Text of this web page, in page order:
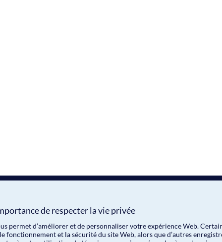
de respecter la vie privée
permet d’améliorer et de personnaliser votre expérience Web.
fonctionnement et la sécurité du site Web, alors que d’autres